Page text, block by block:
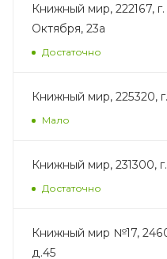
Книжный мир, 222167,
Октября, 23а
Достаточно
Книжный мир, 225320,
Мало
Книжный мир, 231300,
Достаточно
Книжный мир №17,
д.45